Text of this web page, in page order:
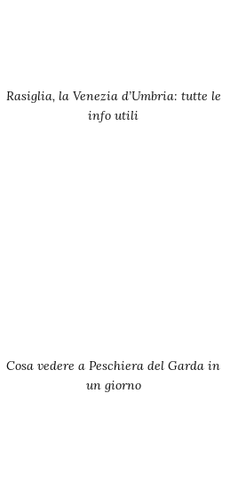
Rasiglia, la Venezia d’Umbria: tutte le
info utili
Cosa vedere a Peschiera del Garda in
un giorno